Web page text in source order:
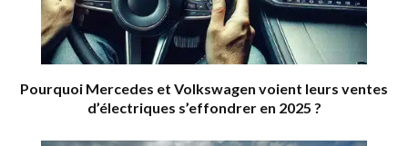
Pourquoi Mercedes et Volkswagen voient leurs ventes
d’électriques s’effondrer en 2025 ?